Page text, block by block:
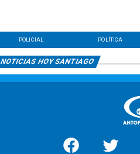
POLICIAL POLÍTICA
NOTICIAS HOY SANTIAGO